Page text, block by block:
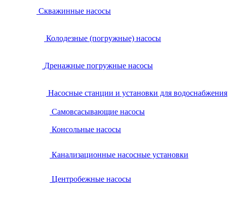
Скважинные насосы
Колодезные (погружные) насосы
Дренажные погружные насосы
Насосные станции и установки для водоснабжения
Самовсасывающие насосы
Консольные насосы
Канализационные насосные установки
Центробежные насосы